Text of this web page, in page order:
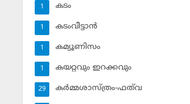
കടം
1
കടംവീട്ടാന്‍
1
കമ്യൂണിസം
1
കയറ്റവും ഇറക്കവും
1
കര്‍മ്മശാസ്ത്രം-ഫത്‌വ
29